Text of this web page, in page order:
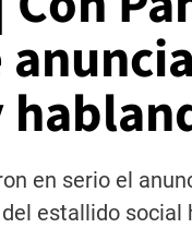
en serio el
estallido